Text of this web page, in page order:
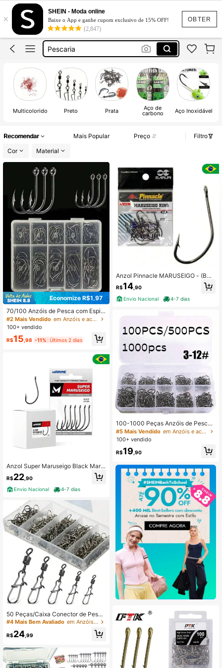
OBTER
×
SHEIN - Moda online
Baixe o App e ganhe cupom exclusivo de 15% OFF!
(2,847)
Vara De Pesca Profissional
Pesca
Pescaria
Linha De Pesca
Vara De Pesca Profissional
Pesca
Multicolorido Preto Prata Aço de
carbono Aço Inoxidável
Recomendar Mais Popular Preço
Filtro
Cor
Material
Economize R$1,97
70/100 Anzóis de Pesca com Espin
ho, Tamanhos 3-12, Adequados par
a Diversos Cenários de Pesca
#2 Mais Vendido
em Anzóis e acessórios para pesca
100+ vendido
R$15 ,98 -11% Últimos 2 dias
Anzol Super Maruseigo Black Marin
e Varios Tamanhos
R$22 ,90
Envio Nacional
4-7 dias
50 Peças/Caixa Conector de Pesca
Pino com Rolamento Giratório com
scas
#4 Mais Bem Avaliado em Anzóis e acessórios para pesca
R$24 ,99
Anzol Pinnacle MARUSEIGO - (BN)
- Vários Tamanhos
R$14,90
Envio Nacional
4-7 dias
100-1000 Peças Anzóis de Pesca
3-12# Iseni de Aço Carbono de Alta
Qualidade, com Ponta Afiada e Den
Salgada e Água Doce
#5 Mais Vendido
em Anzóis e acessórios para pesca
100+ vendido
R$19 ,90